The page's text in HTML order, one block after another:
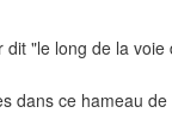
"le long de la voie
dans ce hameau